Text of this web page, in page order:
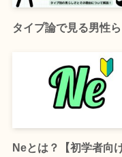
タイプ論で見る男性
Neとは？【初学者向け